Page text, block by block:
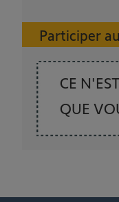
Participer
CE
QUE